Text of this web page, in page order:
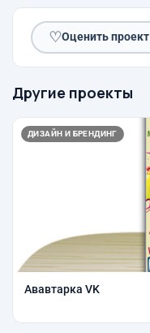
♡Оценить проект
Другие проекты
ДИЗАЙН И БРЕНДИНГ
Ававтарка VK